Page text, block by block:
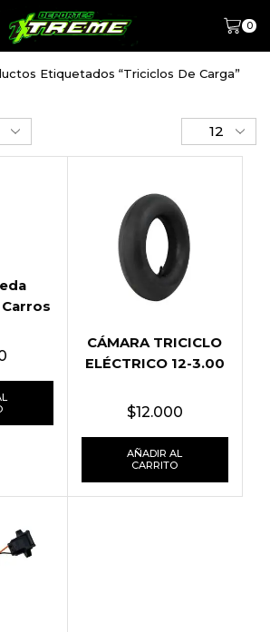
0
Etiquetados “triciclos De Carga”
CÁMARA TRICICLO
ELÉCTRICO 12-3.00
$12.000
AÑADIR AL
CARRITO